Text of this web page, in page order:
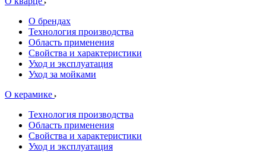
О брендах
Технология производства
Область применения
Свойства и характеристики
Уход и эксплуатация
Уход за мойками
О керамике
Технология производства
Область применения
Свойства и характеристики
Уход и эксплуатация